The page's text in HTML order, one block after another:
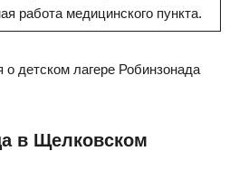
работа медицинского пункта.
детском лагере Робинзонада
в Щелковском